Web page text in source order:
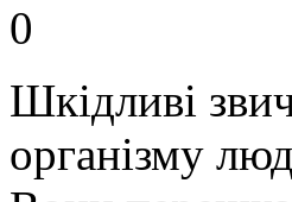
0
Шкідливі
організму